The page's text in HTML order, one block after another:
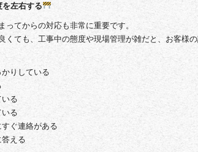
左右する
ってからの対応も非常に重要です。
くても、工事中の態度や現場管理が雑だと、お客様
りしている
る
る
ぐ連絡がある
える